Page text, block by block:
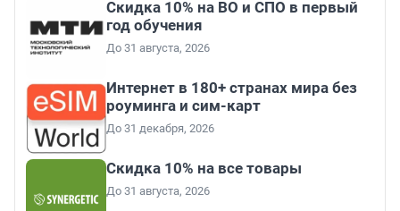
Скидка 10% на ВО и СПО в первый
год обучения
До 31 августа, 2026
Интернет в 180+ странах мира без
роуминга и сим-карт
До 31 декабря, 2026
Скидка 10% на все товары
До 31 августа, 2026